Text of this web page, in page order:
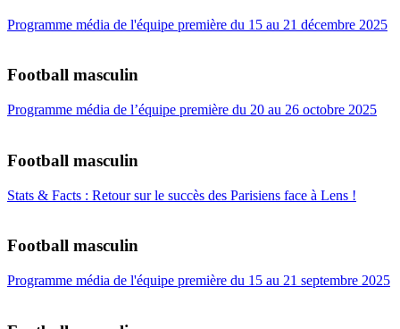
Programme média de l'équipe première du 15 au 21 décembre 2025
Football masculin
Programme média de l’équipe première du 20 au 26 octobre 2025
Football masculin
Stats & Facts : Retour sur le succès des Parisiens face à Lens !
Football masculin
Programme média de l'équipe première du 15 au 21 septembre 2025